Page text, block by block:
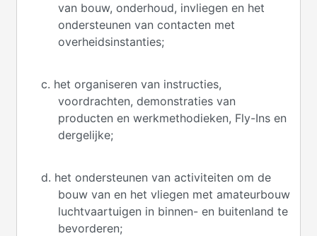
van bouw, onderhoud, invliegen en het
ondersteunen van contacten met
overheidsinstanties;
c. het organiseren van instructies,
voordrachten, demonstraties van
producten en werkmethodieken, Fly-Ins en
dergelijke;
d. het ondersteunen van activiteiten om de
bouw van en het vliegen met amateurbouw
luchtvaartuigen in binnen- en buitenland te
bevorderen;